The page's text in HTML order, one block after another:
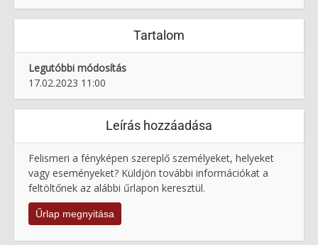
Tartalom
Legutóbbi módosítás
17.02.2023 11:00
Leírás hozzáadása
Felismeri a fényképen szereplő személyeket, helyeket
vagy eseményeket? Küldjön további információkat a
feltöltőnek az alábbi űrlapon keresztül.
Űrlap megnyitása